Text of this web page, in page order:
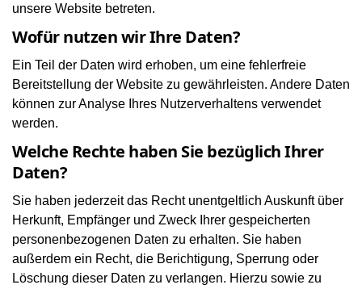
unsere Website betreten.
Wofür nutzen wir Ihre Daten?
Ein Teil der Daten wird erhoben, um eine fehlerfreie
Bereitstellung der Website zu gewährleisten. Andere Daten
können zur Analyse Ihres Nutzerverhaltens verwendet
werden.
Welche Rechte haben Sie bezüglich Ihrer
Daten?
Sie haben jederzeit das Recht unentgeltlich Auskunft über
Herkunft, Empfänger und Zweck Ihrer gespeicherten
personenbezogenen Daten zu erhalten. Sie haben
außerdem ein Recht, die Berichtigung, Sperrung oder
Löschung dieser Daten zu verlangen. Hierzu sowie zu